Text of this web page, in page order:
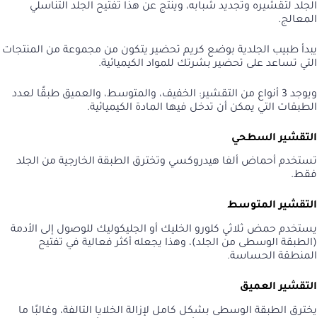
الجلد لتقشيره وتجديد شبابه، وينتج عن هذا تفتيح الجلد التناسلي
المعالج.
يبدأ طبيب الجلدية بوضع كريم تحضير يتكون من مجموعة من المنتجات
التي تساعد على تحضير بشرتك للمواد الكيميائية.
ويوجد 3 أنواع من التقشير: الخفيف، والمتوسط، والعميق طبقًا لعدد
الطبقات التي يمكن أن تدخل فيها المادة الكيميائية.
التقشير السطحي
تستخدم أحماض ألفا هيدروكسي وتخترق الطبقة الخارجية من الجلد
فقط.
التقشير المتوسط
يستخدم حمض ثلاثي كلورو الخليك أو الجليكوليك للوصول إلى الأدمة
(الطبقة الوسطى من الجلد)، وهذا يجعله أكثر فعالية في تفتيح
المنطقة الحساسة.
التقشير العميق
يخترق الطبقة الوسطى بشكل كامل لإزالة الخلايا التالفة، وغالبًا ما